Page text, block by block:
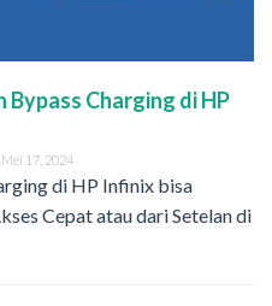
Charging di HP
Mei 17, 2024
di HP Infinix bisa
Cepat atau dari Setelan di